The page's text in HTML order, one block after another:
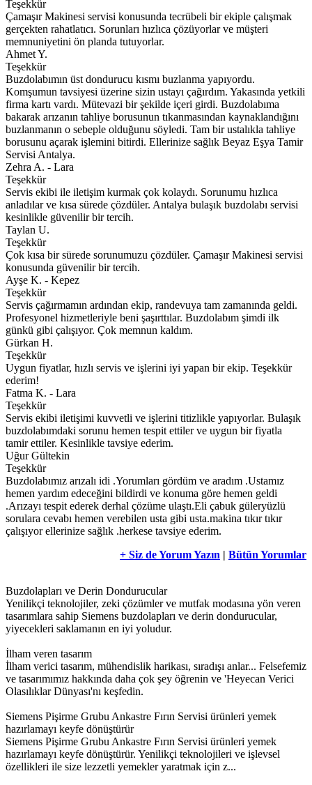
Teşekkür
Çamaşır Makinesi servisi konusunda tecrübeli bir ekiple çalışmak
gerçekten rahatlatıcı. Sorunları hızlıca çözüyorlar ve müşteri
memnuniyetini ön planda tutuyorlar.
Ahmet Y.
Teşekkür
Buzdolabımın üst dondurucu kısmı buzlanma yapıyordu.
Komşumun tavsiyesi üzerine sizin ustayı çağırdım. Yakasında yetkili
firma kartı vardı. Mütevazi bir şekilde içeri girdi. Buzdolabıma
bakarak arızanın tahliye borusunun tıkanmasından kaynaklandığını
buzlanmanın o sebeple olduğunu söyledi. Tam bir ustalıkla tahliye
borusunu açarak işlemini bitirdi. Ellerinize sağlık Beyaz Eşya Tamir
Servisi Antalya.
Zehra A. - Lara
Teşekkür
Servis ekibi ile iletişim kurmak çok kolaydı. Sorunumu hızlıca
anladılar ve kısa sürede çözdüler. Antalya bulaşık buzdolabı servisi
kesinlikle güvenilir bir tercih.
Taylan U.
Teşekkür
Çok kısa bir sürede sorunumuzu çözdüler. Çamaşır Makinesi servisi
konusunda güvenilir bir tercih.
Ayşe K. - Kepez
Teşekkür
Servis çağırmamın ardından ekip, randevuya tam zamanında geldi.
Profesyonel hizmetleriyle beni şaşırttılar. Buzdolabım şimdi ilk
günkü gibi çalışıyor. Çok memnun kaldım.
Gürkan H.
Teşekkür
Uygun fiyatlar, hızlı servis ve işlerini iyi yapan bir ekip. Teşekkür
ederim!
Fatma K. - Lara
Teşekkür
Servis ekibi iletişimi kuvvetli ve işlerini titizlikle yapıyorlar. Bulaşık
buzdolabımdaki sorunu hemen tespit ettiler ve uygun bir fiyatla
tamir ettiler. Kesinlikle tavsiye ederim.
Uğur Gültekin
Teşekkür
Buzdolabımız arızalı idi .Yorumları gördüm ve aradım .Ustamız
hemen yardım edeceğini bildirdi ve konuma göre hemen geldi
.Arızayı tespit ederek derhal çözüme ulaştı.Eli çabuk güleryüzlü
sorulara cevabı hemen verebilen usta gibi usta.makina tıkır tıkır
çalışıyor ellerinize sağlık .herkese tavsiye ederim.
+ Siz de Yorum Yazın | Bütün Yorumlar
Buzdolapları ve Derin Dondurucular
Yenilikçi teknolojiler, zeki çözümler ve mutfak modasına yön veren
tasarımlara sahip Siemens buzdolapları ve derin dondurucular,
yiyecekleri saklamanın en iyi yoludur.
İlham veren tasarım
İlham verici tasarım, mühendislik harikası, sıradışı anlar... Felsefemiz
ve tasarımımız hakkında daha çok şey öğrenin ve 'Heyecan Verici
Olasılıklar Dünyası'nı keşfedin.
Siemens Pişirme Grubu Ankastre Fırın Servisi ürünleri yemek
hazırlamayı keyfe dönüştürür
Siemens Pişirme Grubu Ankastre Fırın Servisi ürünleri yemek
hazırlamayı keyfe dönüştürür. Yenilikçi teknolojileri ve işlevsel
özellikleri ile size lezzetli yemekler yaratmak için z...